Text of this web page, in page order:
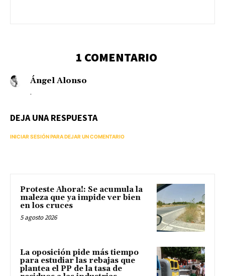
1 COMENTARIO
Ángel Alonso
.
DEJA UNA RESPUESTA
INICIAR SESIÓN PARA DEJAR UN COMENTARIO
Proteste Ahora!: Se acumula la
maleza que ya impide ver bien
en los cruces
5 agosto 2026
La oposición pide más tiempo
para estudiar las rebajas que
plantea el PP de la tasa de